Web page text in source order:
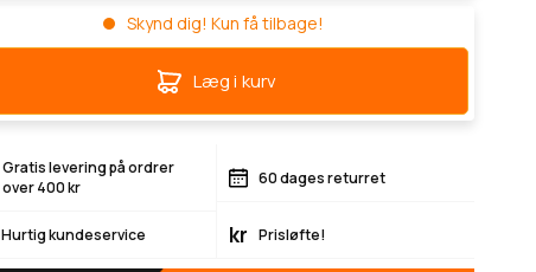
Skynd dig! Kun få tilbage!
Læg i kurv
Gratis levering på ordrer
over 400 kr
60 dages returret
Hurtig kundeservice kr Prisløfte!